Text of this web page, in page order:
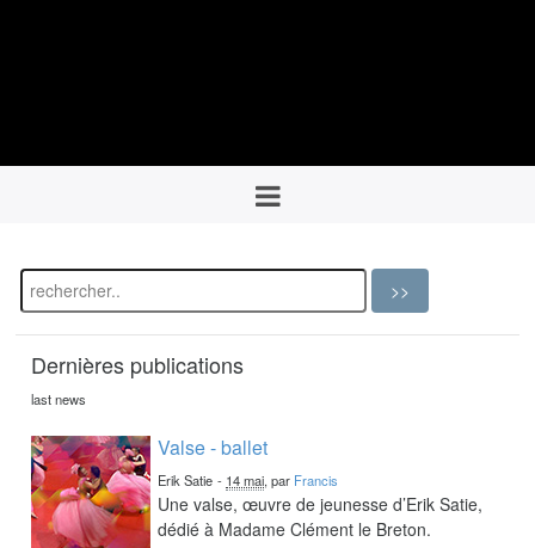
Dernières publications
last news
Valse - ballet
Erik Satie - 14 mai, par Francis
Une valse, œuvre de jeunesse d’Erik Satie,
dédié à Madame Clément le Breton.